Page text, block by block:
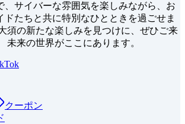
、サイバーな雰囲気を楽しみながら、お
ドたちと共に特別なひとときを過ごせま
須の新たな楽しみを見つけに、ぜひご来
未来の世界がここにあります。
クーポン